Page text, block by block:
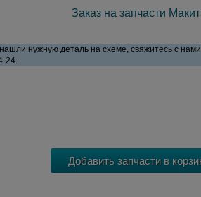
Заказ на запчасти
нужную деталь на схеме, свяжитесь с
24.